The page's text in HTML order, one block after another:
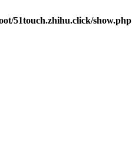
51touch.zhihu.click/show.php